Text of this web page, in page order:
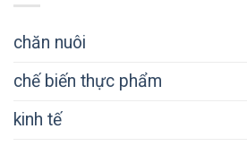
chăn nuôi
chế biến thực phẩm
kinh tế